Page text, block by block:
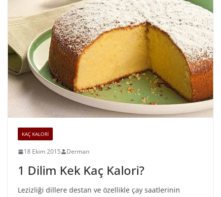
KAÇ KALORİ
18 Ekim 2015 Derman
1 Dilim Kek Kaç Kalori?
Lezizliği dillere destan ve özellikle çay saatlerinin